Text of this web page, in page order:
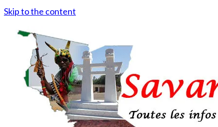
Skip to the content